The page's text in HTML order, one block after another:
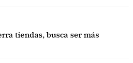
tiendas, busca ser más